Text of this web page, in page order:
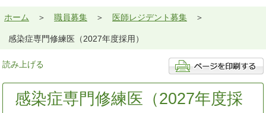
ホーム 職員募集 医師レジデント募集
感染症専門修練医（2027年度採用）
読み上げる
感染症専門修練医（2027年度採